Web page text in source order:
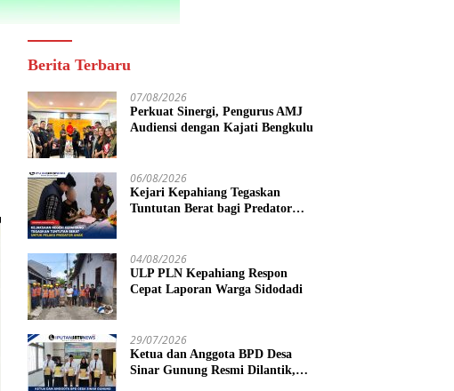
Berita Terbaru
07/08/2026
Perkuat Sinergi, Pengurus AMJ
Audiensi dengan Kajati Bengkulu
06/08/2026
Kejari Kepahiang Tegaskan
Tuntutan Berat bagi Predator
Vonis Hakim 18 Tahun Penjara
04/08/2026
ULP PLN Kepahiang Respon
Cepat Laporan Warga Sidodadi
29/07/2026
Ketua dan Anggota BPD Desa
Sinar Gunung Resmi Dilantik,